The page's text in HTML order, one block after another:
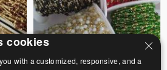
cookies
with a customized, responsive, and a